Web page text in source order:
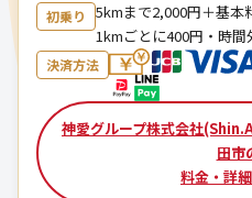
初乗り
5kmまで2,000円＋基本
1kmごとに400円・時間
決済方法
神愛グループ株式会社
田市
料金・詳